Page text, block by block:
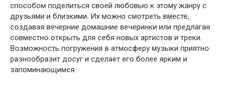
способом поделиться своей любовью к этому жанру с
друзьями и близкими. Их можно смотреть вместе,
создавая вечерние домашние вечеринки или предлагая
совместно открыть для себя новых артистов и треки.
Возможность погружения в атмосферу музыки приятно
разнообразит досуг и сделает его более ярким и
запоминающимся.